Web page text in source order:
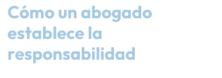
Cómo un abogado
establece la
responsabilidad
PM
Saturday
PM
Saturday